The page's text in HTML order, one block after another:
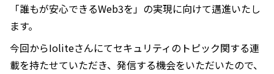
「誰もが安心できるWeb3を」の実現に向けて邁進いたし
ます。
今回からIoliteさんにてセキュリティのトピック関する連
載を持たせていただき、発信する機会をいただいたので、